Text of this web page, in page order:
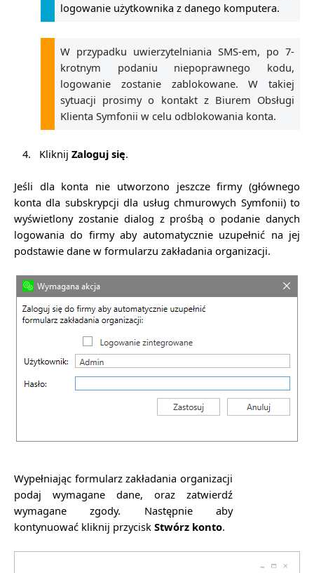
logowanie użytkownika z danego komputera.
W przypadku uwierzytelniania SMS-em, po 7-
krotnym podaniu niepoprawnego kodu,
logowanie zostanie zablokowane. W takiej
sytuacji prosimy o kontakt z Biurem Obsługi
Klienta Symfonii w celu odblokowania konta.
4. Kliknij Zaloguj się.
Jeśli dla konta nie utworzono jeszcze firmy (głównego
konta dla subskrypcji dla usług chmurowych Symfonii) to
wyświetlony zostanie dialog z prośbą o podanie danych
logowania do firmy aby automatycznie uzupełnić na jej
podstawie dane w formularzu zakładania organizacji.
Wypełniając formularz zakładania organizacji
podaj wymagane dane, oraz zatwierdź
wymagane zgody. Następnie aby
kontynuować kliknij przycisk Stwórz konto.